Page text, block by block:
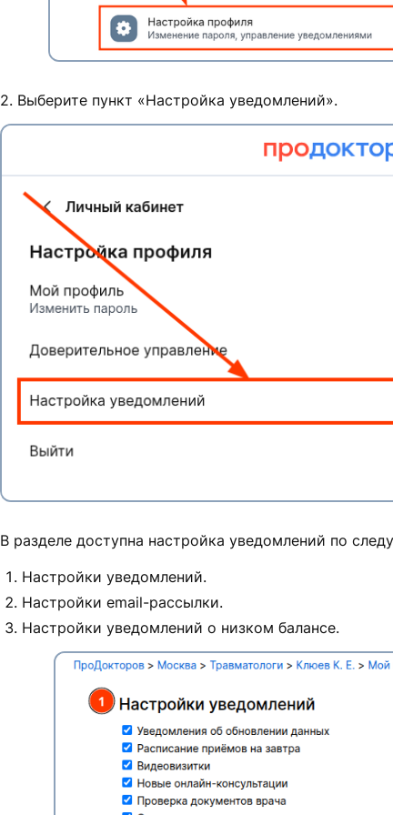
2. Выберите пункт «Настройка уведомлений».
В разделе доступна настройка уведомлений по
Настройки уведомлений.
Настройки email-рассылки.
Настройки уведомлений о низком балансе.